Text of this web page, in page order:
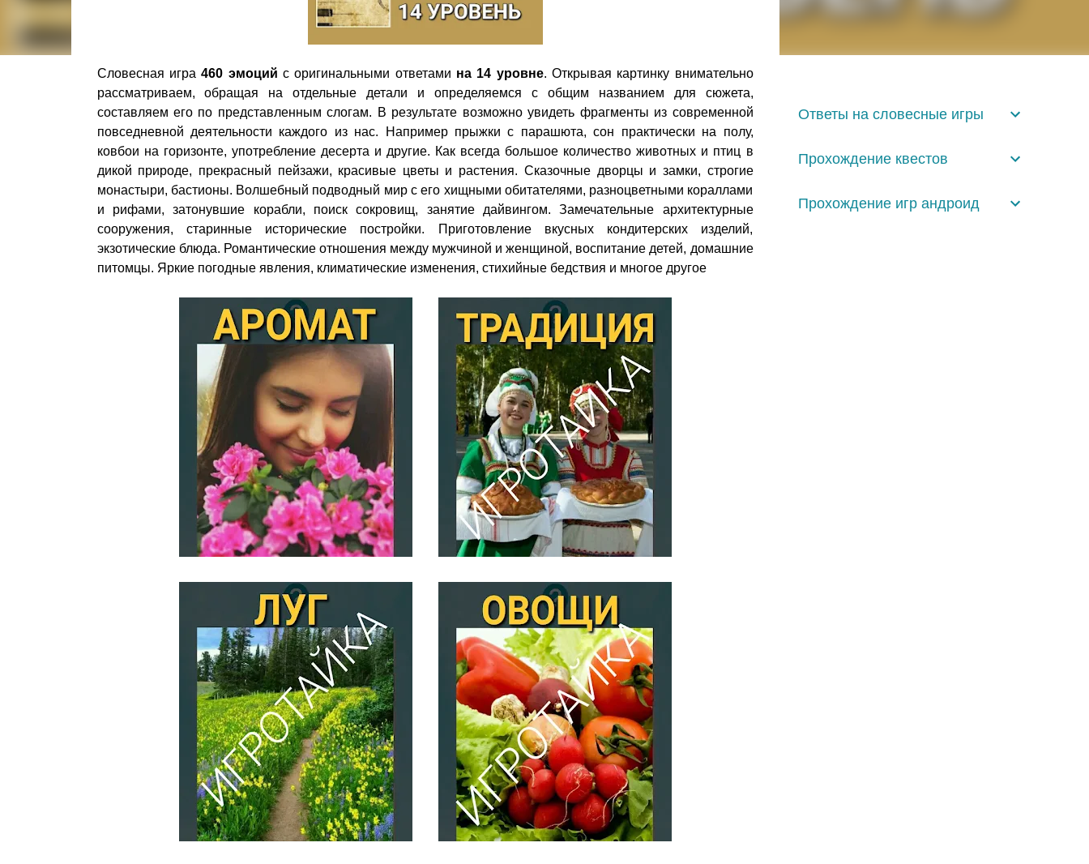
Словесная игра460 эмоций с оригинальными ответами на 14 уровне. Открывая картинку внимательно
рассматриваем, обращая на отдельные детали и определяемся с общим названием для сюжета,
составляем его по представленным слогам. В результате возможно увидеть фрагменты из современной
повседневной деятельности каждого из нас. Например прыжки с парашюта, сон практически на полу,
ковбои на горизонте, употребление десерта и другие. Как всегда большое количество животных и птиц в
дикой природе, прекрасный пейзажи, красивые цветы и растения. Сказочные дворцы и замки, строгие
монастыри, бастионы. Волшебный подводный мир с его хищными обитателями, разноцветными кораллами
и рифами, затонувшие корабли, поиск сокровищ, занятие дайвингом. Замечательные архитектурные
сооружения, старинные исторические постройки. Приготовление вкусных кондитерских изделий,
экзотические блюда. Романтические отношения между мужчиной и женщиной, воспитание детей, домашние
питомцы. Яркие погодные явления, климатические изменения, стихийные бедствия и многое другое
Ответы на словесные игры
Прохождение квестов
Прохождение игр андроид